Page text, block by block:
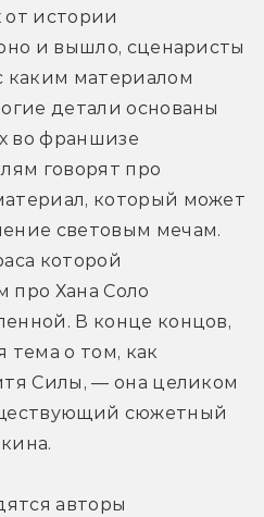
истории
и вышло, сценаристы
каким материалом
детали основаны
во франшизе
говорят про
который может
световым мечам.
которой
про Хана Соло
В конце концов,
тема о том, как
Силы, — она целиком
сюжетный
авторы